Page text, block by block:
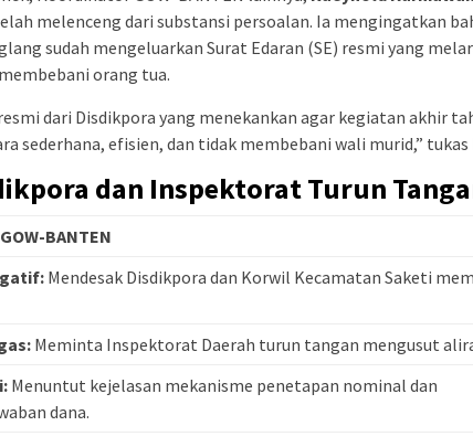
melenceng dari substansi persoalan. Ia mengingatkan
sudah mengeluarkan Surat Edaran (SE) resmi yang
orang tua.
dari Disdikpora yang menekankan agar kegiatan akhir
sederhana, efisien, dan tidak membebani wali murid,” tukas
dan Inspektorat Turun
BANTEN
Mendesak Disdikpora dan Korwil Kecamatan Saketi
Meminta Inspektorat Daerah turun tangan mengusut
Menuntut kejelasan mekanisme penetapan nominal dan
dana.